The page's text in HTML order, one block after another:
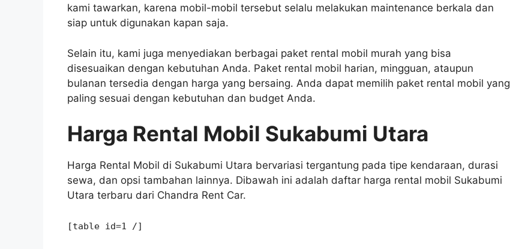
kami tawarkan, karena mobil-mobil tersebut selalu melakukan maintenance berkala dan
siap untuk digunakan kapan saja.
Selain itu, kami juga menyediakan berbagai paket rental mobil murah yang bisa
disesuaikan dengan kebutuhan Anda. Paket rental mobil harian, mingguan, ataupun
bulanan tersedia dengan harga yang bersaing. Anda dapat memilih paket rental mobil yang
paling sesuai dengan kebutuhan dan budget Anda.
Harga Rental Mobil Sukabumi Utara
Harga Rental Mobil di Sukabumi Utara bervariasi tergantung pada tipe kendaraan, durasi
sewa, dan opsi tambahan lainnya. Dibawah ini adalah daftar harga rental mobil Sukabumi
Utara terbaru dari Chandra Rent Car.
[table id=1 /]